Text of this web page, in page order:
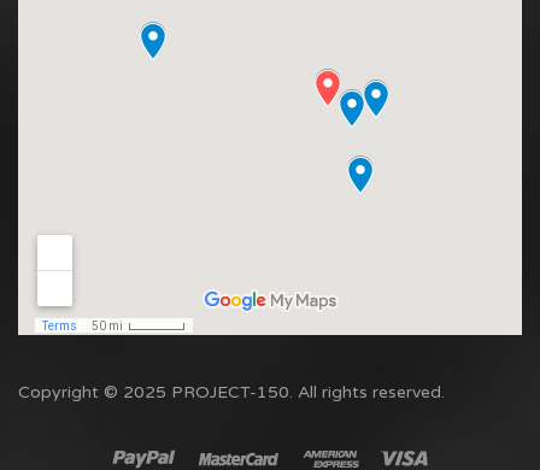
Copyright © 2025 PROJECT-150. All rights reserved.